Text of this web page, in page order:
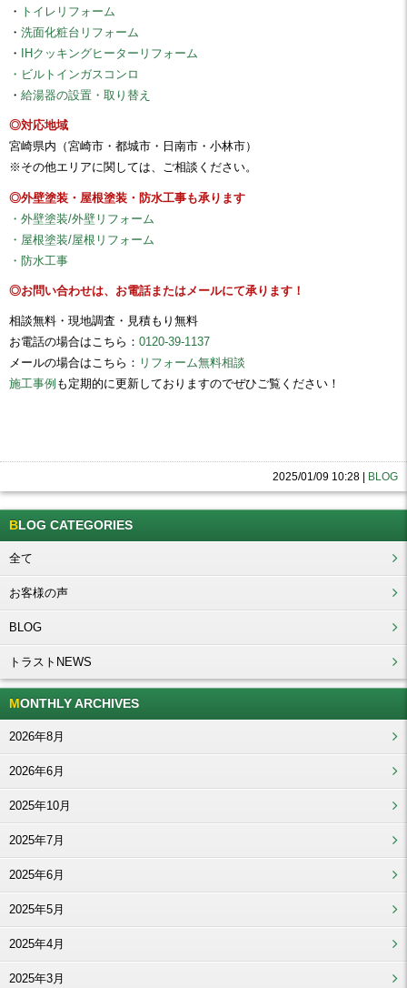
・ トイレリフォーム
・ 洗面化粧台リフォーム
・
IHクッキングヒーターリフォーム
・ビルトインガスコンロ
・ 給湯器の設置・取り替え
◎対応地域
宮崎県内（宮崎市・都城市・日南市・小林市）
※その他エリアに関しては、ご相談ください。
◎外壁塗装・屋根塗装・防水工事も承ります
・外壁塗装/外壁リフォーム
・屋根塗装/屋根リフォーム
・防水工事
◎お問い合わせは、お電話またはメールにて承ります！
相談無料・現地調査・見積もり無料
お電話の場合はこちら： 0120-39-1137
メールの場合はこちら： リフォーム無料相談
施工事例 も定期的に更新しておりますのでぜひご覧ください！
2025/01/09 10:28 | BLOG
BLOG CATEGORIES
全て
お客様の声
BLOG
トラストNEWS
MONTHLY ARCHIVES
2026年8月
2026年6月
2025年10月
2025年7月
2025年6月
2025年5月
2025年4月
2025年3月